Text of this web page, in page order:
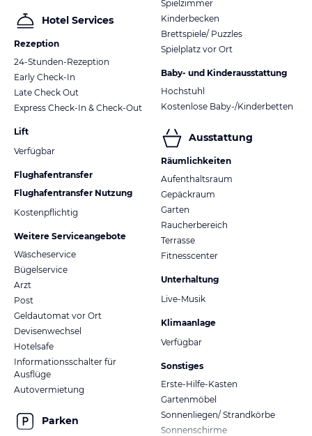
Hotel Services
Rezeption
24-Stunden-Rezeption
Early Check-In
Late Check Out
Express Check-In & Check-Out
Lift
Verfügbar
Flughafentransfer
Flughafentransfer Nutzung
Kostenpflichtig
Weitere Serviceangebote
Wäscheservice
Bügelservice
Arzt
Post
Geldautomat vor Ort
Devisenwechsel
Hotelsafe
Informationsschalter für
Ausflüge
Autovermietung
Parken
Spielzimmer
Kinderbecken
Brettspiele/ Puzzles
Spielplatz vor Ort
Baby- und Kinderausstattung
Hochstuhl
Kostenlose Baby-/Kinderbetten
Ausstattung
Räumlichkeiten
Aufenthaltsraum
Gepäckraum
Garten
Raucherbereich
Terrasse
Fitnesscenter
Unterhaltung
Live-Musik
Klimaanlage
Verfügbar
Sonstiges
Erste-Hilfe-Kasten
Gartenmöbel
Sonnenliegen/ Strandkörbe
Sonnenschirme